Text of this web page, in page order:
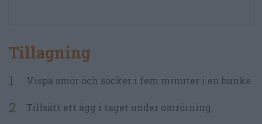
Tillagning
Vispa smör och socker i fem minuter i en bunke.
Tillsätt ett ägg i taget under omrörning.